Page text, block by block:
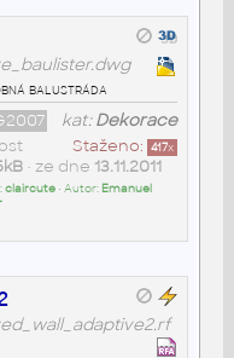
balustráda
kat:Dekorace
Staženo: 417x
• ze dne 13.11.2011
claircute• Autor: Emanuel